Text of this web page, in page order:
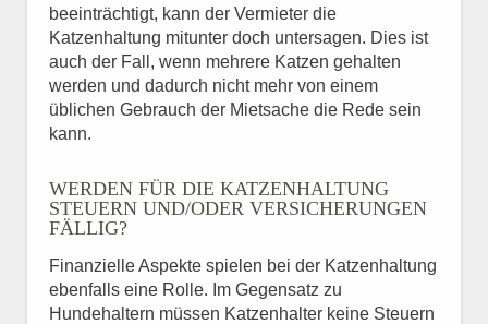
beeinträchtigt, kann der Vermieter die
Katzenhaltung mitunter doch untersagen. Dies ist
auch der Fall, wenn mehrere Katzen gehalten
werden und dadurch nicht mehr von einem
üblichen Gebrauch der Mietsache die Rede sein
kann.
WERDEN FÜR DIE KATZENHALTUNG
STEUERN UND/ODER VERSICHERUNGEN
FÄLLIG?
Finanzielle Aspekte spielen bei der Katzenhaltung
ebenfalls eine Rolle. Im Gegensatz zu
Hundehaltern müssen Katzenhalter keine Steuern